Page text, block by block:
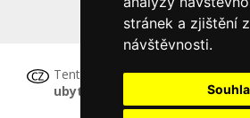
stránek a zjištění
návštěvnosti.
údajů do databáze serveru,
nakládání s osobními
Tento formulářnení určen pro
ubytovacího zařízení
, tu